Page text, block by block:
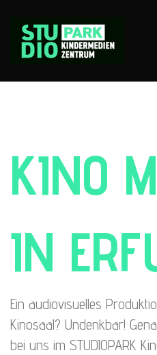
KINO
IN
Ein audiovisuelles
Kinosaal? Undenkbar!
bei uns im STUDIOPARK